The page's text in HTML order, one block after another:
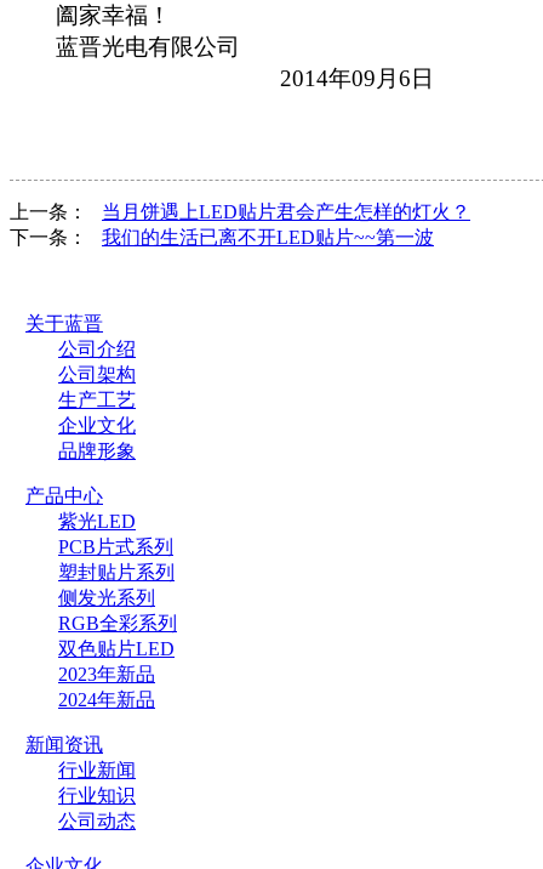
阖家幸福！
蓝晋光电有限公司
2014年09 月 6 日
上一条： 当月饼遇上LED贴片君会产生怎样的灯火？
下一条： 我们的生活已离不开LED贴片~~第一波
关于蓝晋
公司介绍
公司架构
生产工艺
企业文化
品牌形象
产品中心
紫光LED
PCB片式系列
塑封贴片系列
侧发光系列
RGB全彩系列
双色贴片LED
2023年新品
2024年新品
新闻资讯
行业新闻
行业知识
公司动态